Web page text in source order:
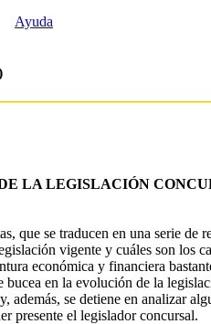
Ayuda
LA LEGISLACIÓN
que se traducen en una serie
vigente y cuáles son los
económica y financiera
en la evolución de la
se detiene en analizar
presente el legislador concursal.